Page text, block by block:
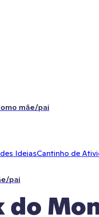
mãe/pai
IdeiasCantinho de
pai
do